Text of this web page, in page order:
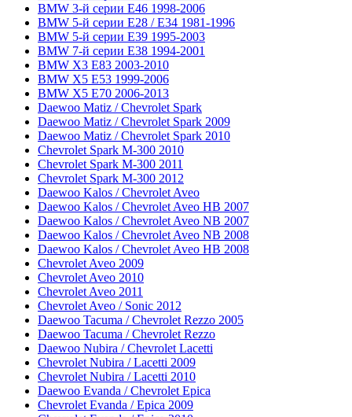
BMW 3-й серии E46 1998-2006
BMW 5-й серии E28 / E34 1981-1996
BMW 5-й серии E39 1995-2003
BMW 7-й серии E38 1994-2001
BMW X3 E83 2003-2010
BMW X5 E53 1999-2006
BMW X5 E70 2006-2013
Daewoo Matiz / Chevrolet Spark
Daewoo Matiz / Chevrolet Spark 2009
Daewoo Matiz / Chevrolet Spark 2010
Chevrolet Spark M-300 2010
Chevrolet Spark M-300 2011
Chevrolet Spark M-300 2012
Daewoo Kalos / Chevrolet Aveo
Daewoo Kalos / Chevrolet Aveo HB 2007
Daewoo Kalos / Chevrolet Aveo NB 2007
Daewoo Kalos / Chevrolet Aveo NB 2008
Daewoo Kalos / Chevrolet Aveo HB 2008
Chevrolet Aveo 2009
Chevrolet Aveo 2010
Chevrolet Aveo 2011
Chevrolet Aveo / Sonic 2012
Daewoo Tacuma / Chevrolet Rezzo 2005
Daewoo Tacuma / Chevrolet Rezzo
Daewoo Nubira / Chevrolet Lacetti
Chevrolet Nubira / Lacetti 2009
Chevrolet Nubira / Lacetti 2010
Daewoo Evanda / Chevrolet Epica
Chevrolet Evanda / Epica 2009